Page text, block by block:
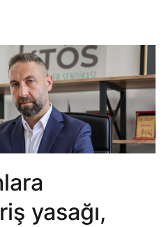
yasağı,